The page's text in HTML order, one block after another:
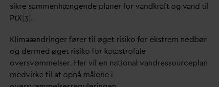
sikre sammenhængende planer for vandkraft og vand til
PtX[3].
Klimaændringer fører til øget risiko for ekstrem nedbør
og dermed øget risiko for katastrofale
oversvømmelser. Her vil en national vandressourceplan
medvirke til at opnå målene i